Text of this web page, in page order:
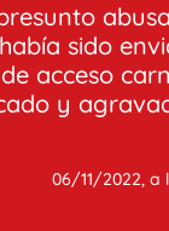
sido
acceso
y
06/11/2022, a